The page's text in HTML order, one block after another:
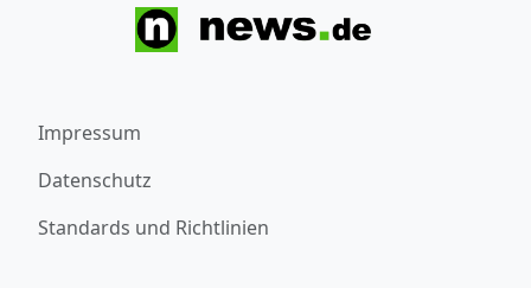
Impressum
Datenschutz
Standards und Richtlinien